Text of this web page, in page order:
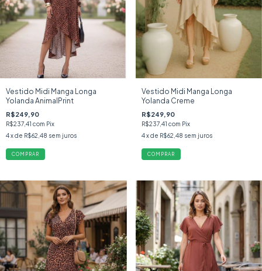
Vestido Midi Manga Longa
Yolanda AnimalPrint
R$249,90
R$237,41 com Pix
4x de R$62,48 sem juros
COMPRAR
Vestido Midi Manga Longa
Yolanda Creme
R$249,90
R$237,41 com Pix
4 x de R$62,48 sem juros
COMPRAR